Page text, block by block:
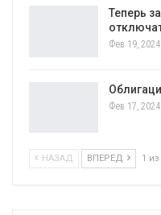
Теперь
Фев 19, 2024
Фев 17, 2024
НАЗАД ВПЕРЕД 1